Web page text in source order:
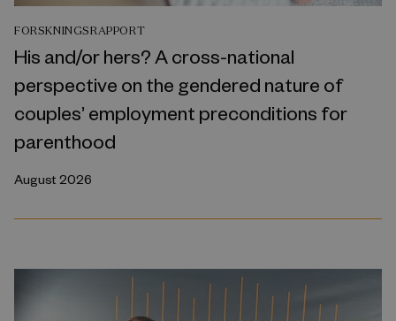
FORSKNINGSRAPPORT
His and/or hers? A cross-national
perspective on the gendered nature of
couples’ employment preconditions for
parenthood
August 2026